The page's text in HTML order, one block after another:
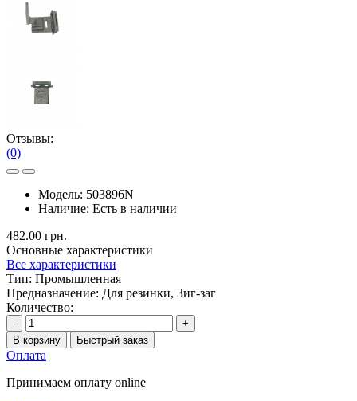
Отзывы:
(0)
Модель: 503896N
Наличие: Есть в наличии
482.00 грн.
Основные характеристики
Все характеристики
Тип: Промышленная
Предназначение: Для резинки, Зиг-заг
Количество:
-
+
В корзину
Быстрый заказ
Оплата
Принимаем оплату online